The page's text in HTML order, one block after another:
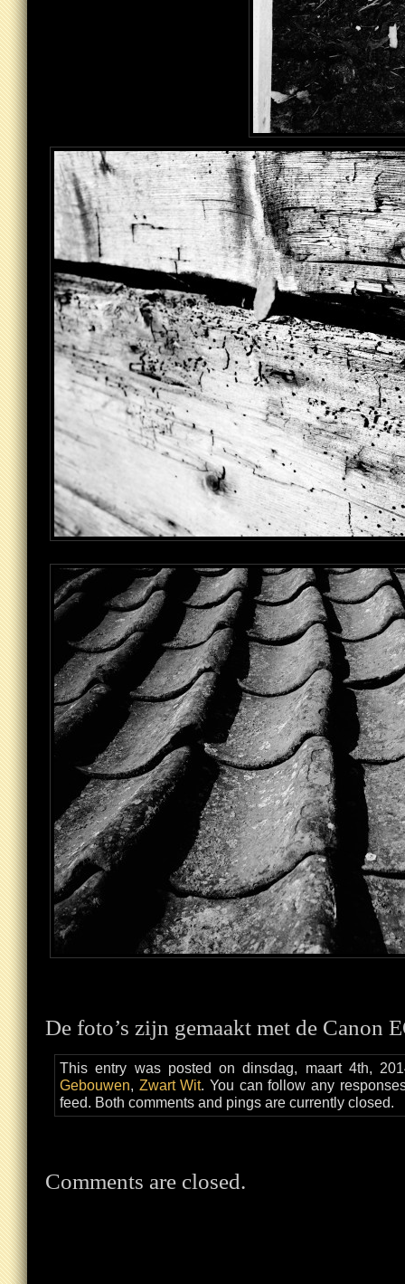
De foto’s zijn gemaakt met de Canon
This entry was posted on dinsdag, maart 4th,
Gebouwen, Zwart Wit. You can follow any
feed. Both comments and pings are currently closed.
Comments are closed.